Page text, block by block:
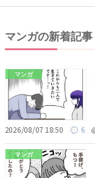
マンガの新着記事
マンガ
2026/08/07 18:50 6
マンガ